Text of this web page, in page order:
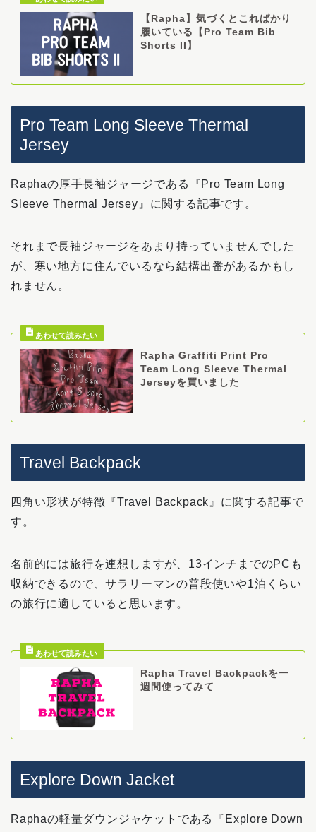
【Rapha】気づくとこればかり
履いている【Pro Team Bib
Shorts II】
Pro Team Long Sleeve Thermal
Jersey
Raphaの厚手長袖ジャージである『Pro Team Long
Sleeve Thermal Jersey』に関する記事です。
それまで長袖ジャージをあまり持っていませんでした
が、寒い地方に住んでいるなら結構出番があるかもし
れません。
Rapha Graffiti Print Pro
Team Long Sleeve Thermal
Jerseyを買いました
Travel Backpack
四角い形状が特徴『Travel Backpack』に関する記事で
す。
名前的には旅行を連想しますが、13インチまでのPCも
収納できるので、サラリーマンの普段使いや1泊くらい
の旅行に適していると思います。
Rapha Travel Backpackを一
週間使ってみて
Explore Down Jacket
Raphaの軽量ダウンジャケットである『Explore Down